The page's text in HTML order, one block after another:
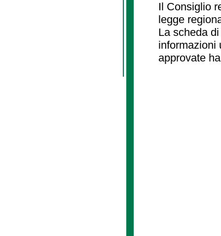
Il Consiglio
legge
La scheda
informazioni
approvate